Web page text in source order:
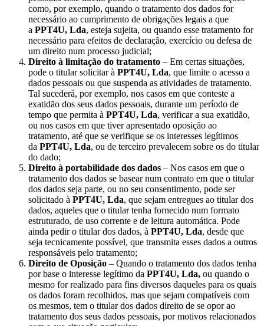
como, por exemplo, quando o tratamento dos dados for
necessário ao cumprimento de obrigações legais a que
a PPT4U, Lda, esteja sujeita, ou quando esse tratamento for
necessário para efeitos de declaração, exercício ou defesa de
um direito num processo judicial;
Direito à limitação do tratamento – Em certas situações,
pode o titular solicitar à PPT4U, Lda, que limite o acesso a
dados pessoais ou que suspenda as atividades de tratamento.
Tal sucederá, por exemplo, nos casos em que conteste a
exatidão dos seus dados pessoais, durante um período de
tempo que permita à PPT4U, Lda, verificar a sua exatidão,
ou nos casos em que tiver apresentado oposição ao
tratamento, até que se verifique se os interesses legítimos
da PPT4U, Lda, ou de terceiro prevalecem sobre os do titular
do dado;
Direito à portabilidade dos dados – Nos casos em que o
tratamento dos dados se basear num contrato em que o titular
dos dados seja parte, ou no seu consentimento, pode ser
solicitado à PPT4U, Lda, que sejam entregues ao titular dos
dados, aqueles que o titular tenha fornecido num formato
estruturado, de uso corrente e de leitura automática. Pode
ainda pedir o titular dos dados, à PPT4U, Lda, desde que
seja tecnicamente possível, que transmita esses dados a outros
responsáveis pelo tratamento;
Direito de Oposição – Quando o tratamento dos dados tenha
por base o interesse legítimo da PPT4U, Lda, ou quando o
mesmo for realizado para fins diversos daqueles para os quais
os dados foram recolhidos, mas que sejam compatíveis com
os mesmos, tem o titular dos dados direito de se opor ao
tratamento dos seus dados pessoais, por motivos relacionados